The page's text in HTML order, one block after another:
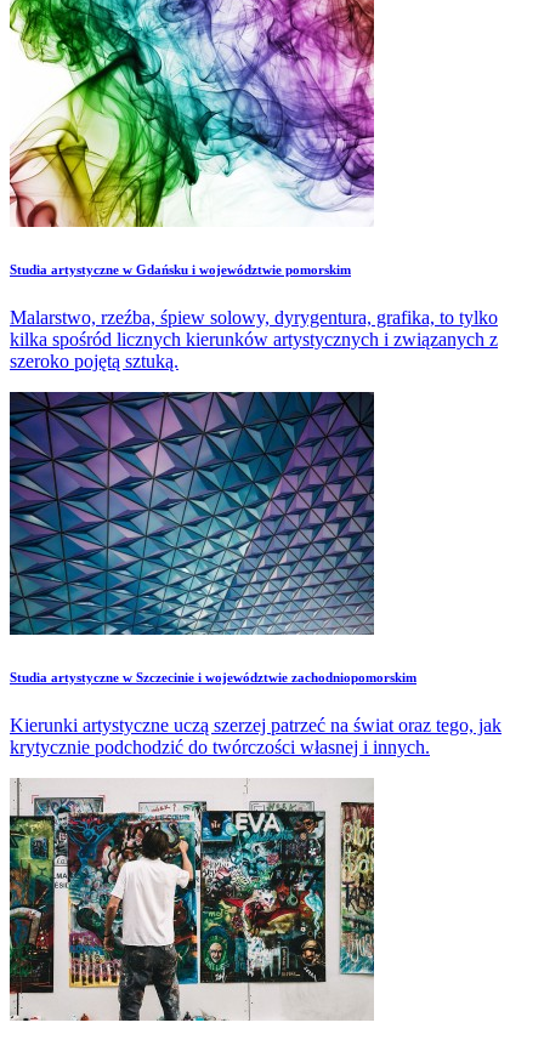
​Studia artystyczne w Gdańsku i województwie pomorskim
Malarstwo, rzeźba, śpiew solowy, dyrygentura, grafika, to tylko
kilka spośród licznych kierunków artystycznych i związanych z
szeroko pojętą sztuką.
​Studia artystyczne w Szczecinie i województwie zachodniopomorskim
Kierunki artystyczne uczą szerzej patrzeć na świat oraz tego, jak
krytycznie podchodzić do twórczości własnej i innych.